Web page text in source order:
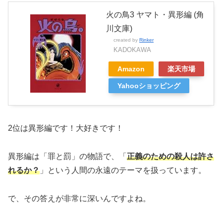
火の鳥3 ヤマト・異形編 (角
川文庫)
created by Rinker
KADOKAWA
Amazon 楽天市場
Yahooショッピング
2位は異形編です！大好きです！
異形編は「罪と罰」の物語で、「 正義のための殺人は許さ
れるか？ 」という人間の永遠のテーマを扱っています。
で、その答えが非常に深いんですよね。